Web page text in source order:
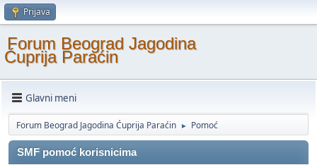
Prijava
Forum Beograd Jagodina
Ćuprija Paraćin
Glavni meni
Forum Beograd Jagodina Ćuprija Paraćin ► Pomoć
SMF pomoć korisnicima